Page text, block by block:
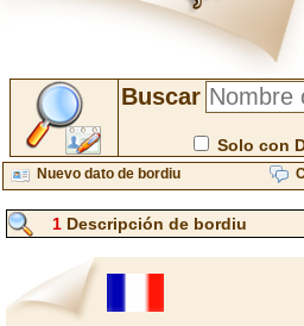
Buscar
Solo con
Nuevo dato de bordiu
1Descripción de bordiu